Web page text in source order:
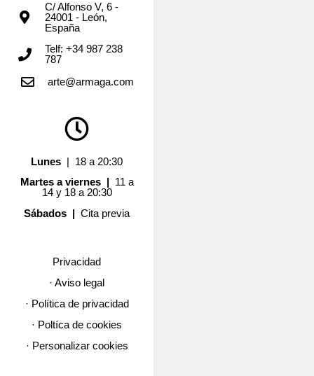
C/ Alfonso V, 6 -
24001 - León,
España
Telf: +34 987 238
787
arte@armaga.com
Lunes | 18 a 20:30
Martes a viernes | 11 a
14 y 18 a 20:30
Sábados |Cita previa
Privacidad
· Aviso legal
· Política de privacidad
· Poltíca de cookies
· Personalizar cookies